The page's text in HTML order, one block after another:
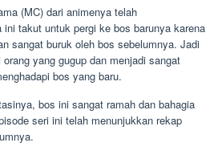
(MC) dari animenya telah
takut untuk pergi ke bos barunya karena
sangat buruk oleh bos sebelumnya. Jadi
yang gugup dan menjadi sangat
bos yang baru.
bos ini sangat ramah dan bahagia
seri ini telah menunjukkan rekap